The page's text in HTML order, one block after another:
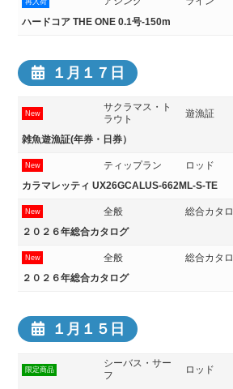
ハードコア THE ONE 0.1号-150m
１月１７日
New
サクラマス・ト
ラウト
遊漁証
雑魚遊漁証(年券・日券）
New ティップラン ロッド
カラマレッティ UX26GCALUS-662ML-S-TE
New 全般 総合カタ
２０２６年総合カタログ
New 全般 総合カタ
２０２６年総合カタログ
１月１５日
限定商品
シーバス・サー
フ
ロッド